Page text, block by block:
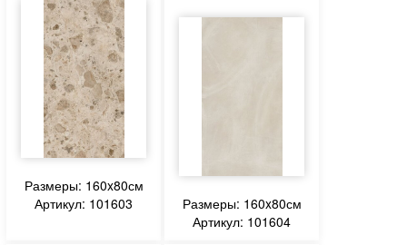
Размеры: 160x80см
Артикул: 101603
Размеры: 160x80см
Артикул: 101604